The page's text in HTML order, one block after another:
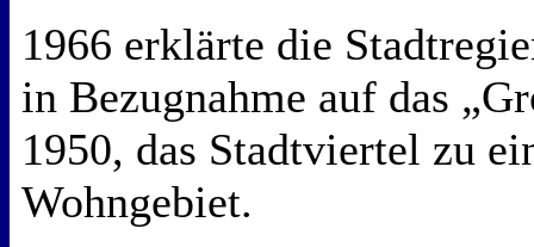
1966 erklärte die
in Bezugnahme auf das
1950, das Stadtviertel zu
Wohngebiet.